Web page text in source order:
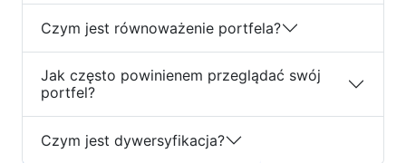
Czym jest równoważenie portfela?
Jak często powinienem przeglądać swój
portfel?
Czym jest dywersyfikacja?